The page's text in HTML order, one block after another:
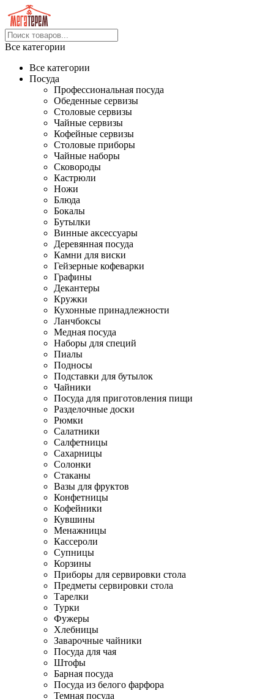
Все категории
Все категории
Посуда
Профессиональная посуда
Обеденные сервизы
Столовые сервизы
Чайные сервизы
Кофейные сервизы
Столовые приборы
Чайные наборы
Сковороды
Кастрюли
Ножи
Блюда
Бокалы
Бутылки
Винные аксессуары
Деревянная посуда
Камни для виски
Гейзерные кофеварки
Графины
Декантеры
Кружки
Кухонные принадлежности
Ланчбоксы
Медная посуда
Наборы для специй
Пиалы
Подносы
Подставки для бутылок
Чайники
Посуда для приготовления пищи
Разделочные доски
Рюмки
Салатники
Салфетницы
Сахарницы
Солонки
Стаканы
Вазы для фруктов
Конфетницы
Кофейники
Кувшины
Менажницы
Кассероли
Супницы
Корзины
Приборы для сервировки стола
Предметы сервировки стола
Тарелки
Турки
Фужеры
Хлебницы
Заварочные чайники
Посуда для чая
Штофы
Барная посуда
Посуда из белого фарфора
Темная посуда